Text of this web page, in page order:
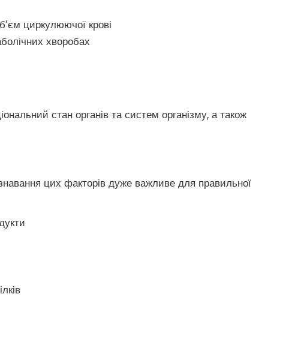
циркулюючої крові
хворобах
стан органів та систем організму, а також
цих факторів дуже важливе для правильної